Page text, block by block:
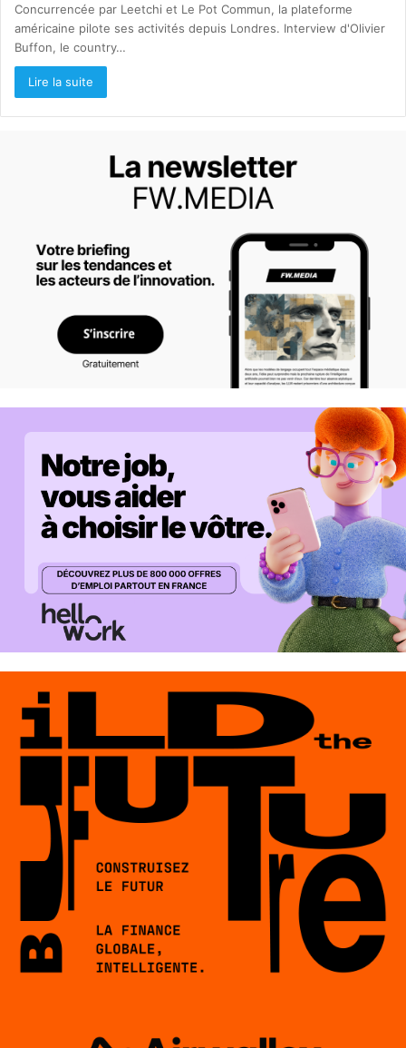
Concurrencée par Leetchi et Le Pot Commun, la plateforme
américaine pilote ses activités depuis Londres. Interview d'Olivier
Buffon, le country…
Lire la suite